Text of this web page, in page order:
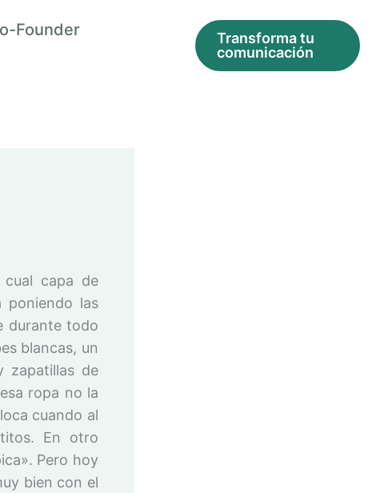
Founder
Transforma tu
comunicación
capa de
poniendo las
durante todo
blancas, un
zapatillas de
ropa no la
cuando al
En otro
Pero hoy
bien con el